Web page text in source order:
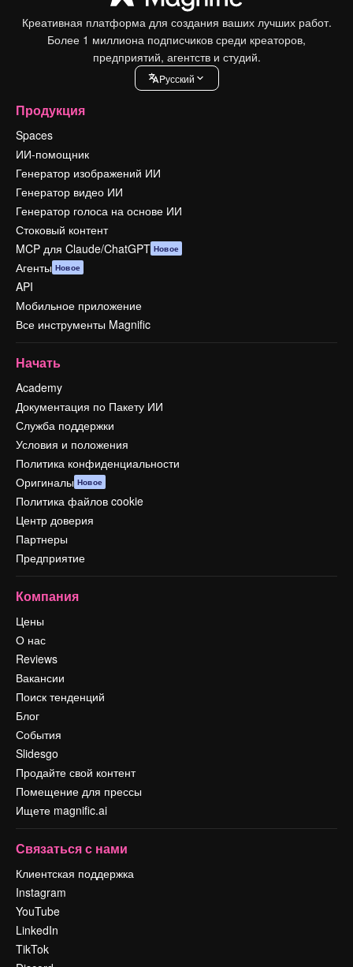
Креативная платформа для создания ваших лучших работ.
Более 1 миллиона подписчиков среди креаторов,
предприятий, агентств и студий.
Pусский
Продукция
Spaces
ИИ-помощник
Генератор изображений ИИ
Генератор видео ИИ
Генератор голоса на основе ИИ
Стоковый контент
MCP для Claude/ChatGPT Новое
Агенты Новое
API
Мобильное приложение
Все инструменты Magnific
Начать
Academy
Документация по Пакету ИИ
Служба поддержки
Условия и положения
Политика конфиденциальности
Оригиналы Новое
Политика файлов cookie
Центр доверия
Партнеры
Предприятие
Компания
Цены
О нас
Reviews
Вакансии
Поиск тенденций
Блог
События
Slidesgo
Продайте свой контент
Помещение для прессы
Ищете magnific.ai
Связаться с нами
Клиентская поддержка
Instagram
YouTube
LinkedIn
TikTok